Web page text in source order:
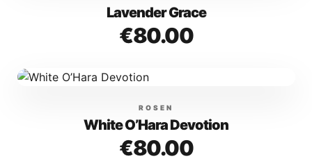
Lavender Grace
€80.00
ROSEN
White O’Hara Devotion
€80.00